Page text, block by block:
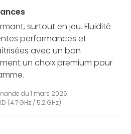
surtout en jeu. Fluidité
performances et
avec un bon
un choix premium pour
du 1 mars 2025
(4.7 GHz / 5.2 GHz)